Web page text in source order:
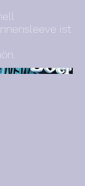
ist